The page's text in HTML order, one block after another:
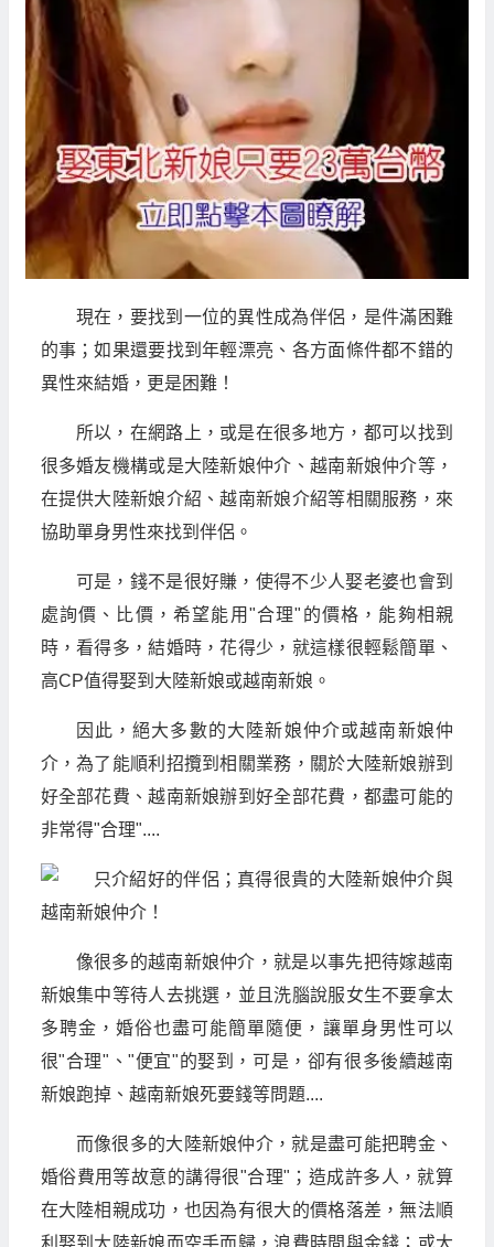
現在，要找到一位的異性成為伴侶，是件滿困難
的事；如果還要找到年輕漂亮、各方面條件都不錯的
異性來結婚，更是困難！
所以，在網路上，或是在很多地方，都可以找到
很多婚友機構或是大陸新娘仲介、越南新娘仲介等，
在提供大陸新娘介紹、越南新娘介紹等相關服務，來
協助單身男性來找到伴侶。
可是，錢不是很好賺，使得不少人娶老婆也會到
處詢價、比價，希望能用"合理"的價格，能夠相親
時，看得多，結婚時，花得少，就這樣很輕鬆簡單、
高CP值得娶到大陸新娘或越南新娘。
因此，絕大多數的大陸新娘仲介或越南新娘仲
介，為了能順利招攬到相關業務，關於大陸新娘辦到
好全部花費、越南新娘辦到好全部花費，都盡可能的
非常得"合理"....
像很多的越南新娘仲介，就是以事先把待嫁越南
新娘集中等待人去挑選，並且洗腦說服女生不要拿太
多聘金，婚俗也盡可能簡單隨便，讓單身男性可以
很"合理"、"便宜"的娶到，可是，卻有很多後續越南
新娘跑掉、越南新娘死要錢等問題....
而像很多的大陸新娘仲介，就是盡可能把聘金、
婚俗費用等故意的講得很"合理"；造成許多人，就算
在大陸相親成功，也因為有很大的價格落差，無法順